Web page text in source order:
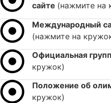
сайте (нажмите на
Международный
(нажмите на
Официальная
кружок)
Положение об
кружок)